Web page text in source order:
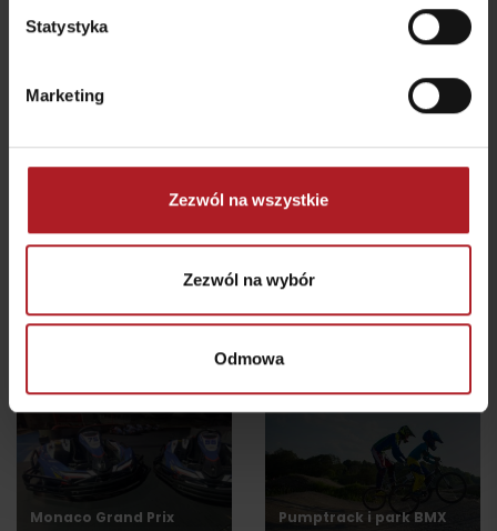
Statystyka
Marketing
Zezwól na wszystkie
Zezwól na wybór
Odmowa
Závažná Poruba
Závažná Poruba
Závažná Poruba
Iľanovská dolina
Iľanovo
Monaco Grand Prix
Pumptrack i park BMX